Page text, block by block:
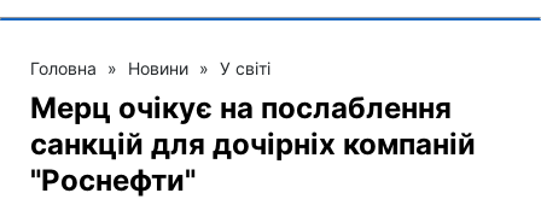
Головна » Новини » У світі
Мерц очікує на послаблення
санкцій для дочірніх компаній
"Роснефти"